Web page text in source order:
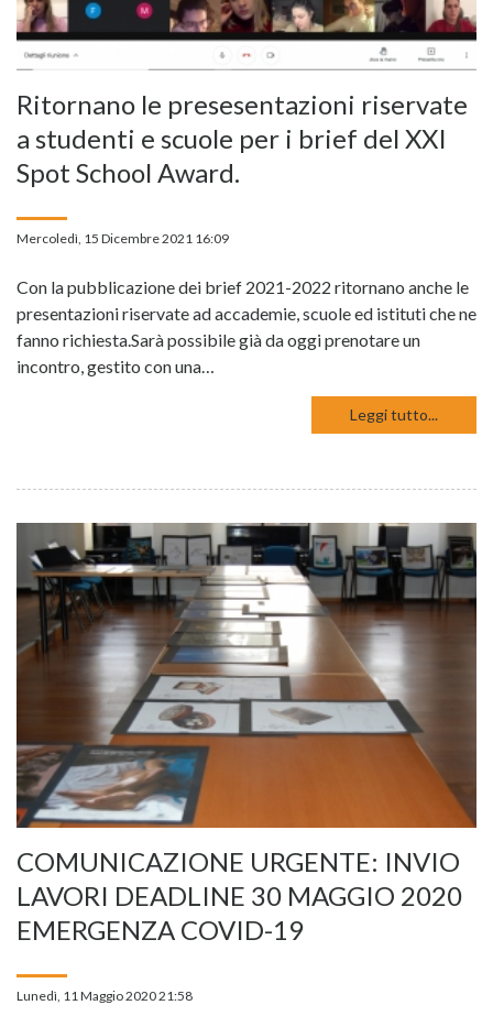
Ritornano le presesentazioni riservate
a studenti e scuole per i brief del XXI
Spot School Award.
Mercoledì, 15 Dicembre 2021 16:09
Con la pubblicazione dei brief 2021-2022 ritornano anche le
presentazioni riservate ad accademie, scuole ed istituti che ne
fanno richiesta.Sarà possibile già da oggi prenotare un
incontro, gestito con una…
Leggi tutto...
COMUNICAZIONE URGENTE: INVIO
LAVORI DEADLINE 30 MAGGIO 2020
EMERGENZA COVID-19
Lunedì, 11 Maggio 2020 21:58